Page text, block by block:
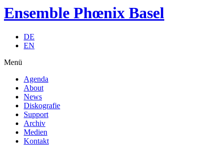
Ensemble Phœnix Basel
DE
EN
Menü
Agenda
About
News
Diskografie
Support
Archiv
Medien
Kontakt